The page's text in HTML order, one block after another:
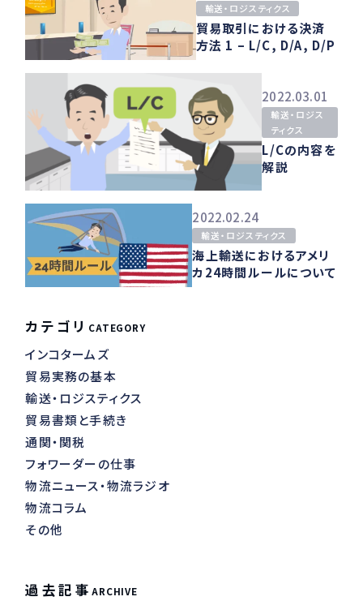
輸送・ロジスティクス
貿易取引における決済
方法 1 – L/C, D/A, D/P
2022.03.01
輸送・ロジス
ティクス
L/Cの内容を
解説
2022.02.24
輸送・ロジスティクス
海上輸送におけるアメリ
カ24時間ルールについて
カテゴリ CATEGORY
インコタームズ
貿易実務の基本
輸送・ロジスティクス
貿易書類と手続き
通関・関税
フォワーダーの仕事
物流ニュース・物流ラジオ
物流コラム
その他
過去記事 ARCHIVE